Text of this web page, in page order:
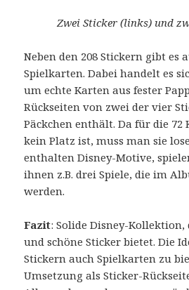
Zwei Sticker (links) und
Neben den 208 Stickern gibt es
Spielkarten. Dabei handelt es
um echte Karten aus fester
Rückseiten von zwei der vier
Päckchen enthält. Da für die
kein Platz ist, muss man sie
enthalten Disney-Motive,
ihnen z.B. drei Spiele, die im
werden.
Fazit: Solide Disney-Kollektion,
und schöne Sticker bietet. Die
Stickern auch Spielkarten zu
Umsetzung als Sticker-